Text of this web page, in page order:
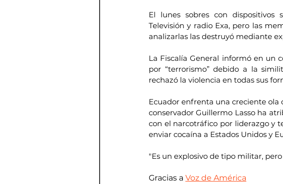
El lunes sobres con dispositivos
Televisión y radio Exa, pero las
analizarlas las destruyó mediante
La Fiscalía General informó en un
por “terrorismo” debido a la
rechazó la violencia en todas sus
Ecuador enfrenta una creciente ola
conservador Guillermo Lasso ha
con el narcotráfico por liderazgo y
enviar cocaína a Estados Unidos y
"Es un explosivo de tipo militar,
Gracias a Voz de América